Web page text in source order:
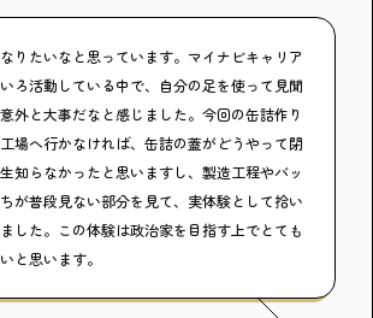
りたいなと思っています。マイナビキャリア
ろ活動している中で、自分の足を使って見聞
外と大事だなと感じました。今回の缶詰作り
場へ行かなければ、缶詰の蓋がどうやって閉
知らなかったと思いますし、製造工程やバッ
が普段見ない部分を見て、実体験として拾い
した。この体験は政治家を目指す上でとても
と思います。